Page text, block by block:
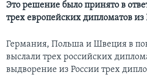
Это решение было принято в
трех европейских дипломатов из
Германия, Польша и Швеция в
выслали трех российских
выдворение из России трех